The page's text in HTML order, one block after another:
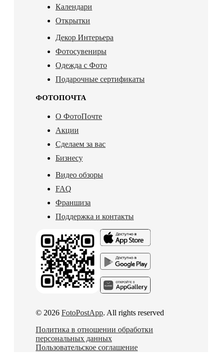
Календари
Открытки
Декор Интерьера
Фотосувениры
Одежда с Фото
Подарочные сертификаты
ФОТОПОЧТА
О ФотоПочте
Акции
Сделаем за вас
Бизнесу
Видео обзоры
FAQ
Франшиза
Поддержка и контакты
© 2026 FotoPostApp. All rights reserved
Политика в отношении обработки
персональных данных
Пользовательское соглашение